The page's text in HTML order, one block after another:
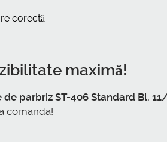
corectă
maximă!
de parbriz ST-406 Standard Bl.
comanda!